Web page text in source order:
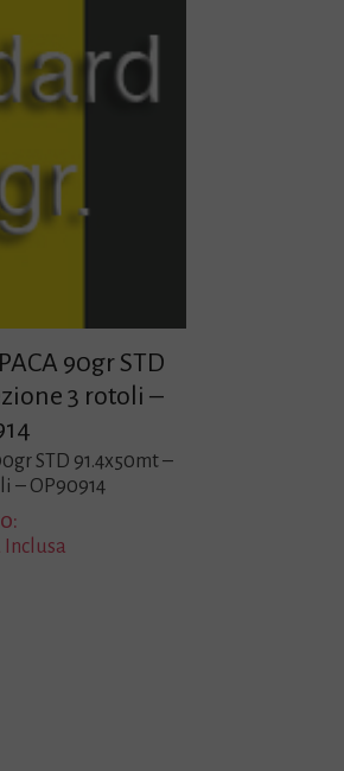
90gr STD
3 rotoli –
STD 91.4x50mt –
– OP90914
Inclusa